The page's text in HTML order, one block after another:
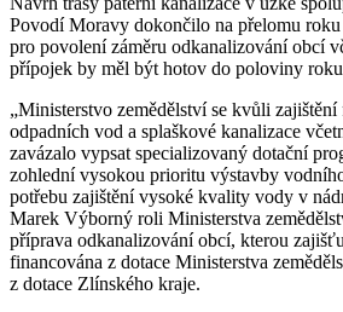
Povodí Moravy dokončilo na přelomu
pro povolení záměru odkanalizování obcí
přípojek by měl být hotov do poloviny
„Ministerstvo zemědělství se kvůli
odpadních vod a splaškové kanalizace
zavázalo vypsat specializovaný dotační
zohlední vysokou prioritu výstavby
potřebu zajištění vysoké kvality vody v
Marek Výborný roli Ministerstva
příprava odkanalizování obcí, kterou
financována z dotace Ministerstva
z dotace Zlínského kraje.